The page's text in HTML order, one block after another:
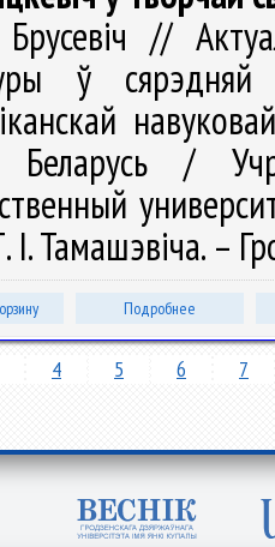
//
ў
Беларусь /
І. Тамашэвіча. –
Подробнее
4 5 6 7